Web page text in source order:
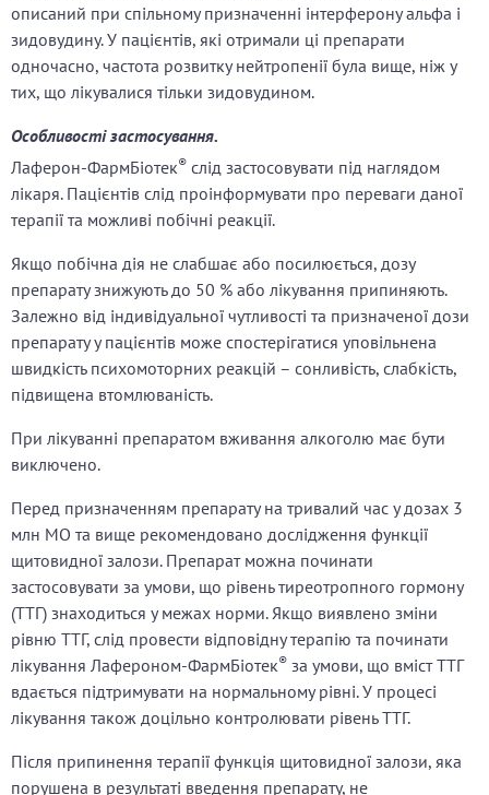
описаний при спільному призначенні інтерферону альфа і
зидовудину. У пацієнтів, які отримали ці препарати
одночасно, частота розвитку нейтропенії була вище, ніж у
тих, що лікувалися тільки зидовудином.
Особливості застосування.
Лаферон-ФармБіотек® слід застосовувати під наглядом
лікаря. Пацієнтів слід проінформувати про переваги даної
терапії та можливі побічні реакції.
Якщо побічна дія не слабшає або посилюється, дозу
препарату знижують до 50 % або лікування припиняють.
Залежно від індивідуальної чутливості та призначеної дози
препарату у пацієнтів може спостерігатися уповільнена
швидкість психомоторних реакцій – сонливість, слабкість,
підвищена втомлюваність.
При лікуванні препаратом вживання алкоголю має бути
виключено.
Перед призначенням препарату на тривалий час у дозах 3
млн МО та вище рекомендовано дослідження функції
щитовидної залози. Препарат можна починати
застосовувати за умови, що рівень тиреотропного гормону
(ТТГ) знаходиться у межах норми. Якщо виявлено зміни
рівню ТТГ, слід провести відповідну терапію та починати
лікування Лафероном-ФармБіотек® за умови, що вміст ТТГ
вдається підтримувати на нормальному рівні. У процесі
лікування також доцільно контролювати рівень ТТГ.
Після припинення терапії функція щитовидної залози, яка
порушена в результаті введення препарату, не